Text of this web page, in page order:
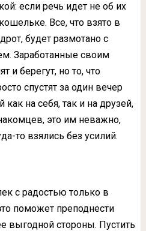
если речь идет не об их
Все, что взято в
будет размотано с
Заработанные своим
и берегут, но то, что
спустят за один вечер
на себя, так и на друзей,
это им неважно,
то взялись без усилий.
с радостью только в
поможет преподнести
выгодной стороны. Пустить